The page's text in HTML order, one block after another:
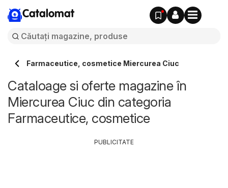
Catalomat
Farmaceutice, cosmetice Miercurea Ciuc
Cataloage si oferte magazine în
Miercurea Ciuc din categoria
Farmaceutice, cosmetice
PUBLICITATE